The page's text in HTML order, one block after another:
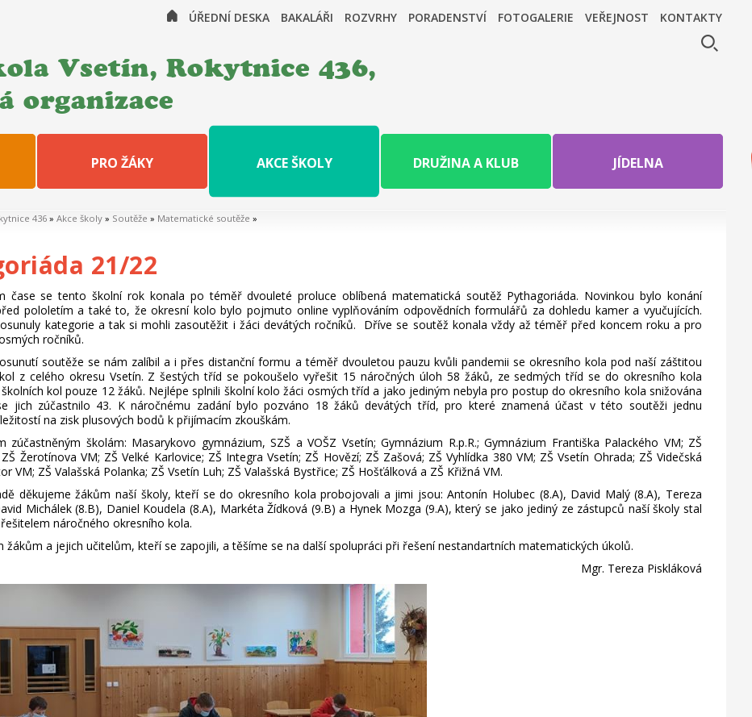
ÚŘEDNÍ DESKA BAKALÁŘI ROZVRHY PORADENSTVÍ FOTOGALERIE VEŘEJNOST KONTAKTY
Vsetín, Rokytnice 436,
organizace
PRO ŽÁKY AKCE ŠKOLY DRUŽINA A KLUB JÍDELNA
436 » Akce školy » Soutěže » Matematické soutěže »
21/22
čase se tento školní rok konala po téměř dvouleté proluce oblíbená matematická soutěž Pythagoriáda. Novinkou bylo konání
pololetím a také to, že okresní kolo bylo pojmuto online vyplňováním odpovědních formulářů za dohledu kamer a vyučujících.
kategorie a tak si mohli zasoutěžit i žáci devátých ročníků. Dříve se soutěž konala vždy až téměř před koncem roku a pro
ročníků.
soutěže se nám zalíbil a i přes distanční formu a téměř dvouletou pauzu kvůli pandemii se okresního kola pod naší záštitou
z celého okresu Vsetín. Z šestých tříd se pokoušelo vyřešit 15 náročných úloh 58 žáků, ze sedmých tříd se do okresního kola
kol pouze 12 žáků. Nejlépe splnili školní kolo žáci osmých tříd a jako jediným nebyla pro postup do okresního kola snižována
jich zúčastnilo 43. K náročnému zadání bylo pozváno 18 žáků devátých tříd, pro které znamená účast v této soutěži jednu
na zisk plusových bodů k přijímacím zkouškám.
zúčastněným školám: Masarykovo gymnázium, SZŠ a VOŠZ Vsetín; Gymnázium R.p.R.; Gymnázium Františka Palackého VM; ZŠ
Žerotínova VM; ZŠ Velké Karlovice; ZŠ Integra Vsetín; ZŠ Hovězí; ZŠ Zašová; ZŠ Vyhlídka 380 VM; ZŠ Vsetín Ohrada; ZŠ Videčská
VM; ZŠ Valašská Polanka; ZŠ Vsetín Luh; ZŠ Valašská Bystřice; ZŠ Hošťálková a ZŠ Křižná VM.
děkujeme žákům naší školy, kteří se do okresního kola probojovali a jimi jsou: Antonín Holubec (8.A), David Malý (8.A), Tereza
Michálek (8.B), Daniel Koudela (8.A), Markéta Žídková (9.B) a Hynek Mozga (9.A), který se jako jediný ze zástupců naší školy stal
náročného okresního kola.
žákům a jejich učitelům, kteří se zapojili, a těšíme se na další spolupráci při řešení nestandartních matematických úkolů.
Mgr. Tereza Piskláková